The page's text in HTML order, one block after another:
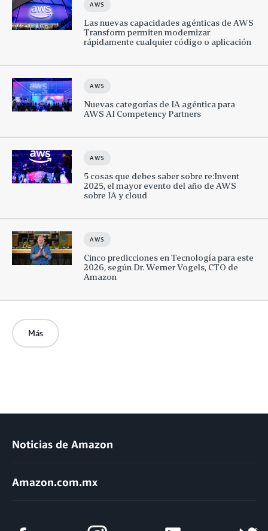
AWS
Las nuevas capacidades agénticas de AWS
Transform permiten modernizar
rápidamente cualquier código o aplicación
AWS
Nuevas categorías de IA agéntica para
AWS AI Competency Partners
AWS
5 cosas que debes saber sobre re:Invent
2025, el mayor evento del año de AWS
sobre IA y cloud
AWS
Cinco predicciones en Tecnología para este
2026, según Dr. Werner Vogels, CTO de
Amazon
Más
Noticias de Amazon
Amazon.com.mx